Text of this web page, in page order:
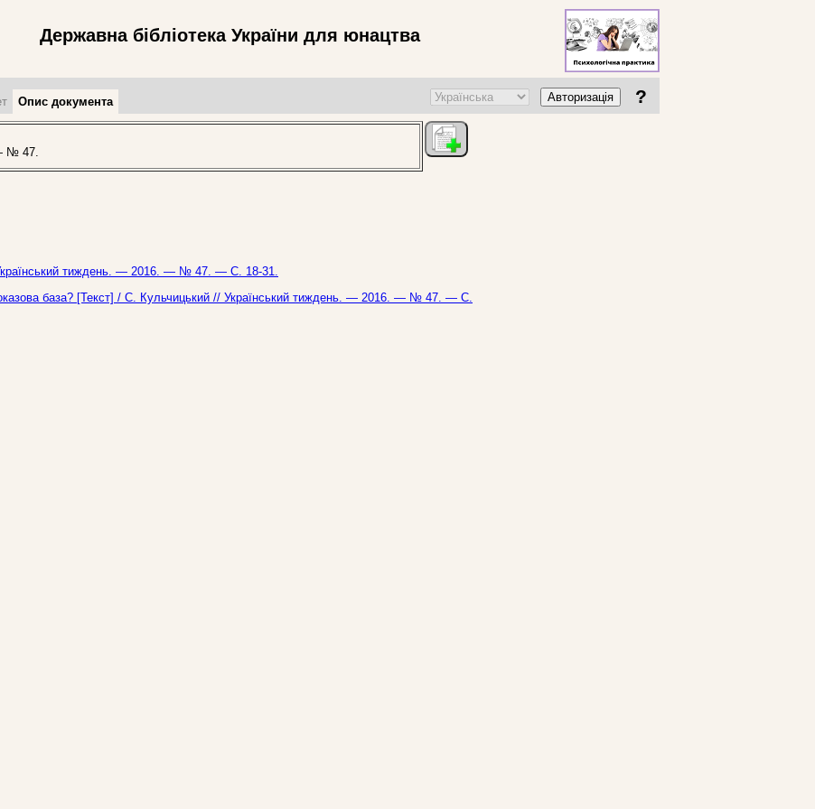
Державна бібліотека України для юнацтва
Опис документа Авторизація ?
№ 47.
Український тиждень. — 2016. — № 47. — С. 18-31.
база? [Текст] / С. Кульчицький // Український тиждень. — 2016. — № 47. — С.